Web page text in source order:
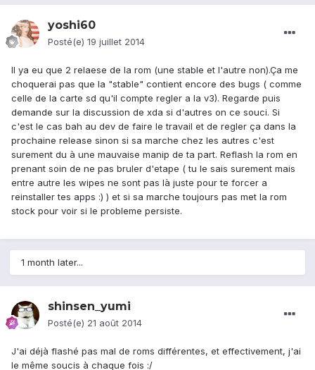
yoshi60
Posté(e) 19 juillet 2014
Il ya eu que 2 relaese de la rom (une stable et l'autre non).Ça me
choquerai pas que la "stable" contient encore des bugs ( comme
celle de la carte sd qu'il compte regler a la v3). Regarde puis
demande sur la discussion de xda si d'autres on ce souci. Si
c'est le cas bah au dev de faire le travail et de regler ça dans la
prochaine release sinon si sa marche chez les autres c'est
surement du à une mauvaise manip de ta part. Reflash la rom en
prenant soin de ne pas bruler d'etape ( tu le sais surement mais
entre autre les wipes ne sont pas là juste pour te forcer a
reinstaller tes apps :) ) et si sa marche toujours pas met la rom
stock pour voir si le probleme persiste.
1 month later...
shinsen_yumi
Posté(e) 21 août 2014
J'ai déjà flashé pas mal de roms différentes, et effectivement, j'ai
le même soucis à chaque fois :/